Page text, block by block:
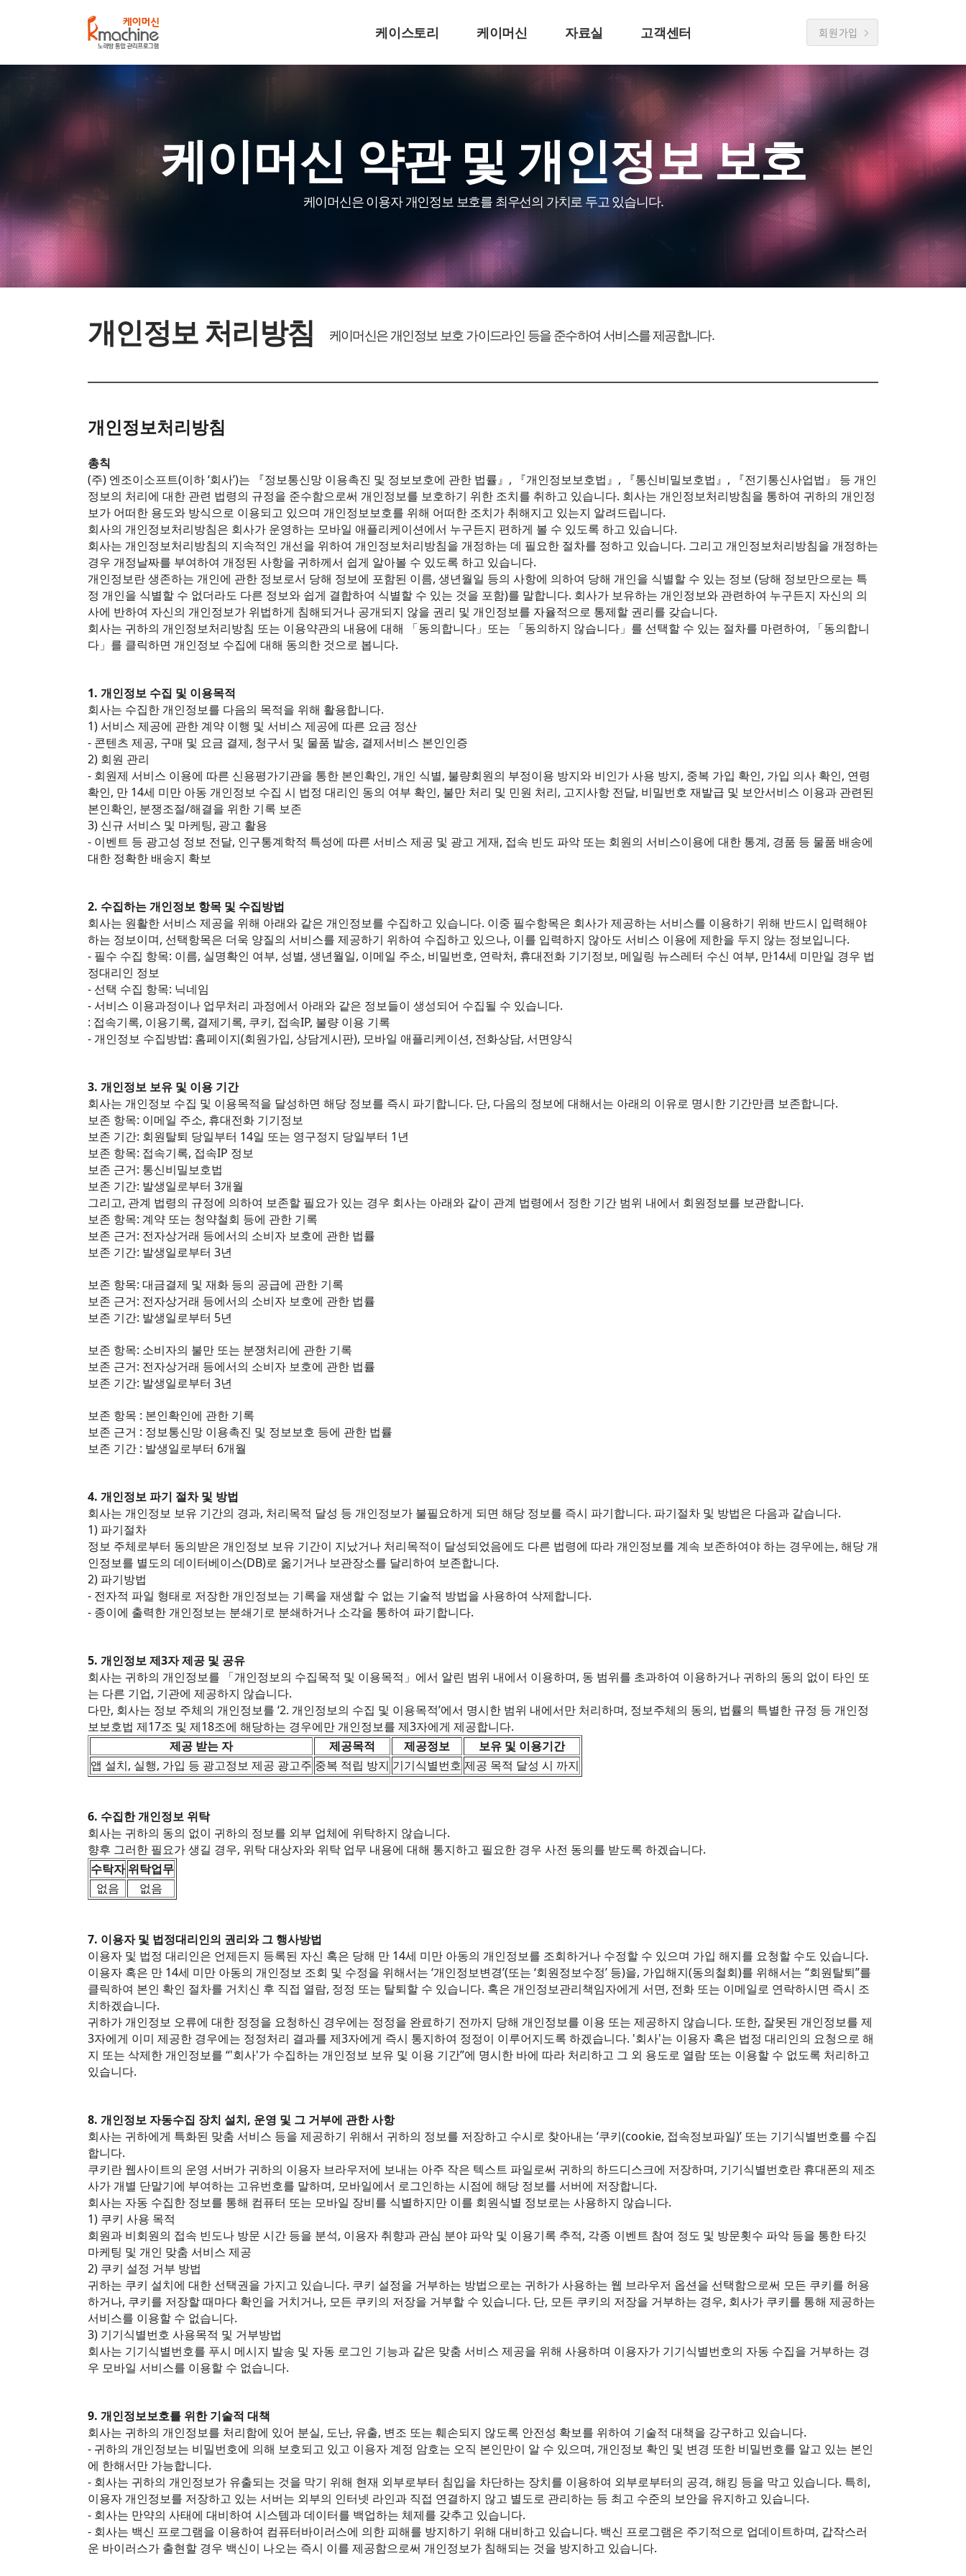
케
이
머
신
케이스토리 케이머신 자료실 고객센터 회원가입
케이머신 약관 및 개인정보 보호
케이머신은 이용자 개인정보 보호를 최우선의 가치로 두고 있습니다.
개인정보 처리방침 케이머신은 개인정보 보호 가이드라인 등을 준수하여 서비스를 제공합니다.
개인정보처리방침
총칙
(주) 엔조이소프트(이하 ‘회사’)는 『정보통신망 이용촉진 및 정보보호에 관한 법률』, 『개인정보보호법』, 『통신비밀보호법』, 『전기통신사업법』 등 개인
정보의 처리에 대한 관련 법령의 규정을 준수함으로써 개인정보를 보호하기 위한 조치를 취하고 있습니다. 회사는 개인정보처리방침을 통하여 귀하의 개인정
보가 어떠한 용도와 방식으로 이용되고 있으며 개인정보보호를 위해 어떠한 조치가 취해지고 있는지 알려드립니다.
회사의 개인정보처리방침은 회사가 운영하는 모바일 애플리케이션에서 누구든지 편하게 볼 수 있도록 하고 있습니다.
회사는 개인정보처리방침의 지속적인 개선을 위하여 개인정보처리방침을 개정하는 데 필요한 절차를 정하고 있습니다. 그리고 개인정보처리방침을 개정하는
경우 개정날짜를 부여하여 개정된 사항을 귀하께서 쉽게 알아볼 수 있도록 하고 있습니다.
개인정보란 생존하는 개인에 관한 정보로서 당해 정보에 포함된 이름, 생년월일 등의 사항에 의하여 당해 개인을 식별할 수 있는 정보 (당해 정보만으로는 특
정 개인을 식별할 수 없더라도 다른 정보와 쉽게 결합하여 식별할 수 있는 것을 포함)를 말합니다. 회사가 보유하는 개인정보와 관련하여 누구든지 자신의 의
사에 반하여 자신의 개인정보가 위법하게 침해되거나 공개되지 않을 권리 및 개인정보를 자율적으로 통제할 권리를 갖습니다.
회사는 귀하의 개인정보처리방침 또는 이용약관의 내용에 대해 「동의합니다」또는 「동의하지 않습니다」를 선택할 수 있는 절차를 마련하여, 「동의합니
다」를 클릭하면 개인정보 수집에 대해 동의한 것으로 봅니다.
1. 개인정보 수집 및 이용목적
회사는 수집한 개인정보를 다음의 목적을 위해 활용합니다.
1) 서비스 제공에 관한 계약 이행 및 서비스 제공에 따른 요금 정산
- 콘텐츠 제공, 구매 및 요금 결제, 청구서 및 물품 발송, 결제서비스 본인인증
2) 회원 관리
- 회원제 서비스 이용에 따른 신용평가기관을 통한 본인확인, 개인 식별, 불량회원의 부정이용 방지와 비인가 사용 방지, 중복 가입 확인, 가입 의사 확인, 연령
확인, 만 14세 미만 아동 개인정보 수집 시 법정 대리인 동의 여부 확인, 불만 처리 및 민원 처리, 고지사항 전달, 비밀번호 재발급 및 보안서비스 이용과 관련된
본인확인, 분쟁조절/해결을 위한 기록 보존
3) 신규 서비스 및 마케팅, 광고 활용
- 이벤트 등 광고성 정보 전달, 인구통계학적 특성에 따른 서비스 제공 및 광고 게재, 접속 빈도 파악 또는 회원의 서비스이용에 대한 통계, 경품 등 물품 배송에
대한 정확한 배송지 확보
2. 수집하는 개인정보 항목 및 수집방법
회사는 원활한 서비스 제공을 위해 아래와 같은 개인정보를 수집하고 있습니다. 이중 필수항목은 회사가 제공하는 서비스를 이용하기 위해 반드시 입력해야
하는 정보이며, 선택항목은 더욱 양질의 서비스를 제공하기 위하여 수집하고 있으나, 이를 입력하지 않아도 서비스 이용에 제한을 두지 않는 정보입니다.
- 필수 수집 항목: 이름, 실명확인 여부, 성별, 생년월일, 이메일 주소, 비밀번호, 연락처, 휴대전화 기기정보, 메일링 뉴스레터 수신 여부, 만14세 미만일 경우 법
정대리인 정보
- 선택 수집 항목: 닉네임
- 서비스 이용과정이나 업무처리 과정에서 아래와 같은 정보들이 생성되어 수집될 수 있습니다.
: 접속기록, 이용기록, 결제기록, 쿠키, 접속IP, 불량 이용 기록
- 개인정보 수집방법: 홈페이지(회원가입, 상담게시판), 모바일 애플리케이션, 전화상담, 서면양식
3. 개인정보 보유 및 이용 기간
회사는 개인정보 수집 및 이용목적을 달성하면 해당 정보를 즉시 파기합니다. 단, 다음의 정보에 대해서는 아래의 이유로 명시한 기간만큼 보존합니다.
보존 항목: 이메일 주소, 휴대전화 기기정보
보존 기간: 회원탈퇴 당일부터 14일 또는 영구정지 당일부터 1년
보존 항목: 접속기록, 접속IP 정보
보존 근거: 통신비밀보호법
보존 기간: 발생일로부터 3개월
그리고, 관계 법령의 규정에 의하여 보존할 필요가 있는 경우 회사는 아래와 같이 관계 법령에서 정한 기간 범위 내에서 회원정보를 보관합니다.
보존 항목: 계약 또는 청약철회 등에 관한 기록
보존 근거: 전자상거래 등에서의 소비자 보호에 관한 법률
보존 기간: 발생일로부터 3년
보존 항목: 대금결제 및 재화 등의 공급에 관한 기록
보존 근거: 전자상거래 등에서의 소비자 보호에 관한 법률
보존 기간: 발생일로부터 5년
보존 항목: 소비자의 불만 또는 분쟁처리에 관한 기록
보존 근거: 전자상거래 등에서의 소비자 보호에 관한 법률
보존 기간: 발생일로부터 3년
보존 항목 : 본인확인에 관한 기록
보존 근거 : 정보통신망 이용촉진 및 정보보호 등에 관한 법률
보존 기간 : 발생일로부터 6개월
4. 개인정보 파기 절차 및 방법
회사는 개인정보 보유 기간의 경과, 처리목적 달성 등 개인정보가 불필요하게 되면 해당 정보를 즉시 파기합니다. 파기절차 및 방법은 다음과 같습니다.
1) 파기절차
정보 주체로부터 동의받은 개인정보 보유 기간이 지났거나 처리목적이 달성되었음에도 다른 법령에 따라 개인정보를 계속 보존하여야 하는 경우에는, 해당 개
인정보를 별도의 데이터베이스(DB)로 옮기거나 보관장소를 달리하여 보존합니다.
2) 파기방법
- 전자적 파일 형태로 저장한 개인정보는 기록을 재생할 수 없는 기술적 방법을 사용하여 삭제합니다.
- 종이에 출력한 개인정보는 분쇄기로 분쇄하거나 소각을 통하여 파기합니다.
5. 개인정보 제3자 제공 및 공유
회사는 귀하의 개인정보를 「개인정보의 수집목적 및 이용목적」에서 알린 범위 내에서 이용하며, 동 범위를 초과하여 이용하거나 귀하의 동의 없이 타인 또
는 다른 기업, 기관에 제공하지 않습니다.
다만, 회사는 정보 주체의 개인정보를 ‘2. 개인정보의 수집 및 이용목적’에서 명시한 범위 내에서만 처리하며, 정보주체의 동의, 법률의 특별한 규정 등 개인정
보보호법 제17조 및 제18조에 해당하는 경우에만 개인정보를 제3자에게 제공합니다.
제공 받는 자
제공목적 제공정보
보유 및 이용기간
앱 설치, 실행, 가입 등 광고정보 제공 광고주 중복 적립 방지 기기식별번호 제공 목적 달성 시 까지
6. 수집한 개인정보 위탁
회사는 귀하의 동의 없이 귀하의 정보를 외부 업체에 위탁하지 않습니다.
향후 그러한 필요가 생길 경우, 위탁 대상자와 위탁 업무 내용에 대해 통지하고 필요한 경우 사전 동의를 받도록 하겠습니다.
수탁자 위탁업무
없음
없음
7. 이용자 및 법정대리인의 권리와 그 행사방법
이용자 및 법정 대리인은 언제든지 등록된 자신 혹은 당해 만 14세 미만 아동의 개인정보를 조회하거나 수정할 수 있으며 가입 해지를 요청할 수도 있습니다.
이용자 혹은 만 14세 미만 아동의 개인정보 조회 및 수정을 위해서는 ‘개인정보변경’(또는 ‘회원정보수정’ 등)을, 가입해지(동의철회)를 위해서는 “회원탈퇴”를
클릭하여 본인 확인 절차를 거치신 후 직접 열람, 정정 또는 탈퇴할 수 있습니다. 혹은 개인정보관리책임자에게 서면, 전화 또는 이메일로 연락하시면 즉시 조
치하겠습니다.
귀하가 개인정보 오류에 대한 정정을 요청하신 경우에는 정정을 완료하기 전까지 당해 개인정보를 이용 또는 제공하지 않습니다. 또한, 잘못된 개인정보를 제
3자에게 이미 제공한 경우에는 정정처리 결과를 제3자에게 즉시 통지하여 정정이 이루어지도록 하겠습니다. '회사'는 이용자 혹은 법정 대리인의 요청으로 해
지 또는 삭제한 개인정보를 “'회사'가 수집하는 개인정보 보유 및 이용 기간”에 명시한 바에 따라 처리하고 그 외 용도로 열람 또는 이용할 수 없도록 처리하고
있습니다.
8. 개인정보 자동수집 장치 설치, 운영 및 그 거부에 관한 사항
회사는 귀하에게 특화된 맞춤 서비스 등을 제공하기 위해서 귀하의 정보를 저장하고 수시로 찾아내는 ‘쿠키(cookie, 접속정보파일)’ 또는 기기식별번호를 수집
합니다.
쿠키란 웹사이트의 운영 서버가 귀하의 이용자 브라우저에 보내는 아주 작은 텍스트 파일로써 귀하의 하드디스크에 저장하며, 기기식별번호란 휴대폰의 제조
사가 개별 단말기에 부여하는 고유번호를 말하며, 모바일에서 로그인하는 시점에 해당 정보를 서버에 저장합니다.
회사는 자동 수집한 정보를 통해 컴퓨터 또는 모바일 장비를 식별하지만 이를 회원식별 정보로는 사용하지 않습니다.
1) 쿠키 사용 목적
회원과 비회원의 접속 빈도나 방문 시간 등을 분석, 이용자 취향과 관심 분야 파악 및 이용기록 추적, 각종 이벤트 참여 정도 및 방문횟수 파악 등을 통한 타깃
마케팅 및 개인 맞춤 서비스 제공
2) 쿠키 설정 거부 방법
귀하는 쿠키 설치에 대한 선택권을 가지고 있습니다. 쿠키 설정을 거부하는 방법으로는 귀하가 사용하는 웹 브라우저 옵션을 선택함으로써 모든 쿠키를 허용
하거나, 쿠키를 저장할 때마다 확인을 거치거나, 모든 쿠키의 저장을 거부할 수 있습니다. 단, 모든 쿠키의 저장을 거부하는 경우, 회사가 쿠키를 통해 제공하는
서비스를 이용할 수 없습니다.
3) 기기식별번호 사용목적 및 거부방법
회사는 기기식별번호를 푸시 메시지 발송 및 자동 로그인 기능과 같은 맞춤 서비스 제공을 위해 사용하며 이용자가 기기식별번호의 자동 수집을 거부하는 경
우 모바일 서비스를 이용할 수 없습니다.
9. 개인정보보호를 위한 기술적 대책
회사는 귀하의 개인정보를 처리함에 있어 분실, 도난, 유출, 변조 또는 훼손되지 않도록 안전성 확보를 위하여 기술적 대책을 강구하고 있습니다.
- 귀하의 개인정보는 비밀번호에 의해 보호되고 있고 이용자 계정 암호는 오직 본인만이 알 수 있으며, 개인정보 확인 및 변경 또한 비밀번호를 알고 있는 본인
에 한해서만 가능합니다.
- 회사는 귀하의 개인정보가 유출되는 것을 막기 위해 현재 외부로부터 침입을 차단하는 장치를 이용하여 외부로부터의 공격, 해킹 등을 막고 있습니다. 특히,
이용자 개인정보를 저장하고 있는 서버는 외부의 인터넷 라인과 직접 연결하지 않고 별도로 관리하는 등 최고 수준의 보안을 유지하고 있습니다.
- 회사는 만약의 사태에 대비하여 시스템과 데이터를 백업하는 체제를 갖추고 있습니다.
- 회사는 백신 프로그램을 이용하여 컴퓨터바이러스에 의한 피해를 방지하기 위해 대비하고 있습니다. 백신 프로그램은 주기적으로 업데이트하며, 갑작스러
운 바이러스가 출현할 경우 백신이 나오는 즉시 이를 제공함으로써 개인정보가 침해되는 것을 방지하고 있습니다.